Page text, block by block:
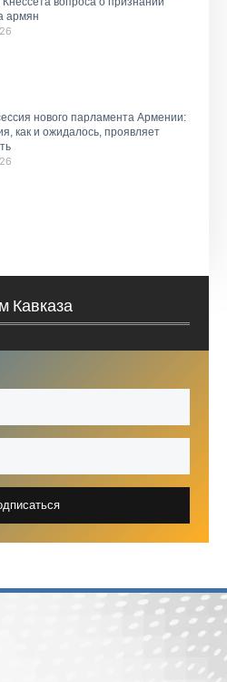
армян
нового парламента Армении:
как и ожидалось, проявляет
Кавказа